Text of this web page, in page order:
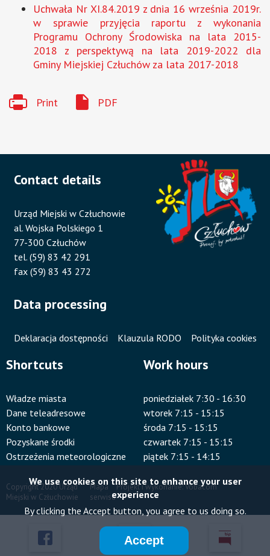
We use cookies on this site to enhance your user
experience
By clicking the Accept button, you agree to us doing so.
Accept
Uchwała Nr XI.84.2019 z dnia 16 września 2019r.
w sprawie przyjęcia raportu z wykonania
Programu Ochrony Środowiska na lata 2015-
2018 z perspektywą na lata 2019-2022 dla
Gminy Miejskiej Człuchów za lata 2017-2018
Print PDF
Contact details
Urząd Miejski w Człuchowie
al. Wojska Polskiego 1
77-300 Człuchów
tel. (59) 83 42 291
fax (59) 83 43 272
Data processing
Deklaracja dostępności Klauzula RODO Polityka cookies
Shortcuts
Władze miasta
Dane teleadresowe
Konto bankowe
Pozyskane środki
Ostrzeżenia meteorologiczne
Work hours
poniedziałek 7:30 - 16:30
wtorek 7:15 - 15:15
środa 7:15 - 15:15
czwartek 7:15 - 15:15
piątek 7:15 - 14:15
Copyright 2020 Urząd
Miejski w Człuchowie
Stopka
Mapa
serwisu
Projekt i wykonanie:Vobacom
Przyklejone
Will
Will
Will